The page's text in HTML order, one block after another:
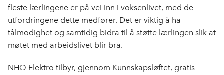
fleste lærlingene er på vei inn i voksenlivet, med de
utfordringene dette medfører. Det er viktig å ha
tålmodighet og samtidig bidra til å støtte lærlingen slik at
møtet med arbeidslivet blir bra.
NHO Elektro tilbyr, gjennom Kunnskapsløftet, gratis